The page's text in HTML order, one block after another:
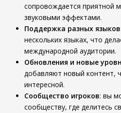
сопровождается приятной
звуковыми эффектами.
Поддержка разных языков
нескольких языках, что
международной аудитории.
Обновления и новые
добавляют новый контент,
интересной.
Сообщество игроков: вы
сообществу, где делитесь